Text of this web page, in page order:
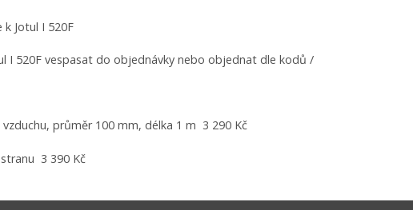
Jotul I 520F
I 520F vespasat do objednávky nebo objednat dle kodů /
průměr 100 mm, délka 1 m 3 290 Kč
3 390 Kč